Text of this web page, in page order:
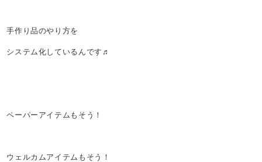
手作り品のやり方を
システム化しているんです♬
ペーパーアイテムもそう！
ウェルカムアイテムもそう！